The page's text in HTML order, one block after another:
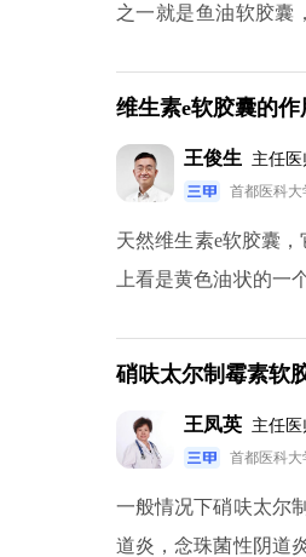
之一就是鱼油软胶囊
维生素e软胶囊的
王俊生 主任医
首都医科
天然维生素e软胶囊
上看是黄色油状的
作用。
硝呋太尔制霉素软
王凤英 主任医
首都医科
一般情况下硝呋太尔
道炎，念珠菌性阴道